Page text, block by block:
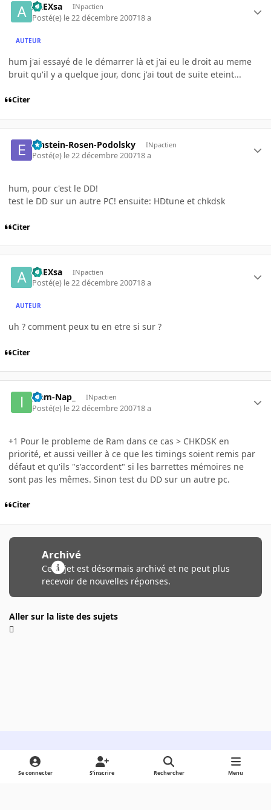
ALEXsa INpactien
Posté(e) le 22 décembre 200718 a
AUTEUR
hum j'ai essayé de le démarrer là et j'ai eu le droit au meme
bruit qu'il y a quelque jour, donc j'ai tout de suite eteint...
Citer
Einstein-Rosen-Podolsky INpactien
Posté(e) le 22 décembre 200718 a
hum, pour c'est le DD!
test le DD sur un autre PC! ensuite: HDtune et chkdsk
Citer
ALEXsa INpactien
Posté(e) le 22 décembre 200718 a
AUTEUR
uh ? comment peux tu en etre si sur ?
Citer
_Iam-Nap_ INpactien
Posté(e) le 22 décembre 200718 a
+1 Pour le probleme de Ram dans ce cas > CHKDSK en
priorité, et aussi veiller à ce que les timings soient remis par
défaut et qu'ils "s'accordent" si les barrettes mémoires ne
sont pas les mêmes. Sinon test du DD sur un autre pc.
Citer
Archivé
Ce sujet est désormais archivé et ne peut plus
recevoir de nouvelles réponses.
Aller sur la liste des sujets
Light ModeDark ModeSystem Preference
Se connecter S’inscrire Rechercher Menu